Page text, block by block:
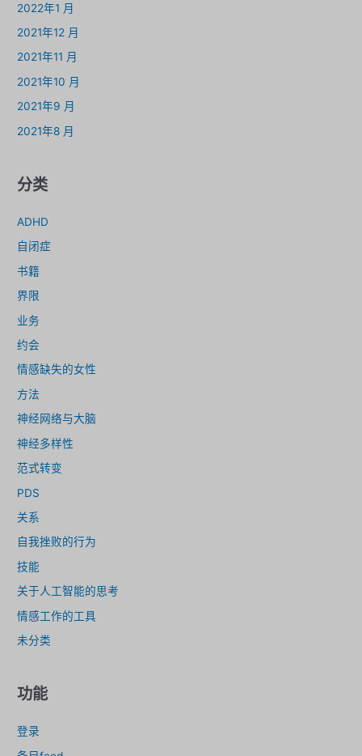
2022年1 月
2021年12 月
2021年11 月
2021年10 月
2021年9 月
2021年8 月
分类
ADHD
自闭症
书籍
界限
业务
约会
情感缺失的女性
方法
神经网络与大脑
神经多样性
范式转变
PDS
关系
自我挫败的行为
技能
关于人工智能的思考
情感工作的工具
未分类
功能
登录